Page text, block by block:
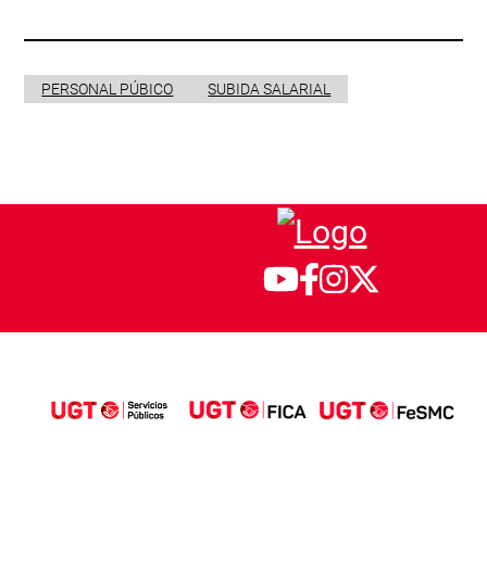
PERSONAL PÚBICO SUBIDA SALARIAL